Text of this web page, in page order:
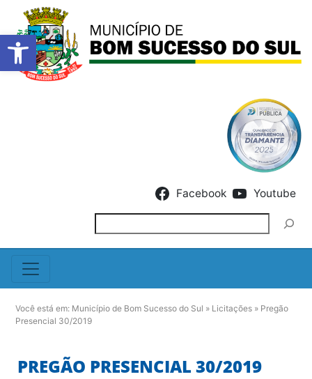
Barra de Ferramentas
Facebook Youtube
Você está em: Município de Bom Sucesso do Sul » Licitações » Pregão
Presencial 30/2019
PREGÃO PRESENCIAL 30/2019